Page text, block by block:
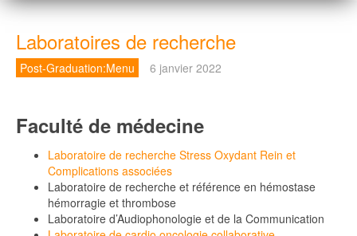
Laboratoires de recherche
Post-Graduation:Menu 6 janvier 2022
Faculté de médecine
Laboratoire de recherche Stress Oxydant Rein et
Complications associées
Laboratoire de recherche et référence en hémostase
hémorragie et thrombose
Laboratoire d’Audiophonologie et de la Communication